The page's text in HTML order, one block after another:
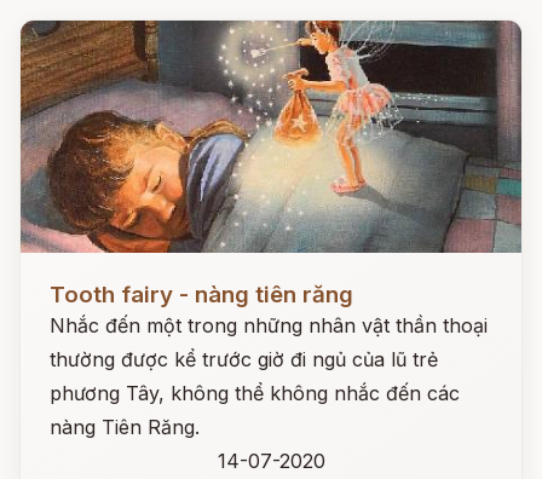
Tooth fairy - nàng tiên răng
Nhắc đến một trong những nhân vật thần thoại
thường được kể trước giờ đi ngủ của lũ trẻ
phương Tây, không thể không nhắc đến các
nàng Tiên Răng.
14-07-2020